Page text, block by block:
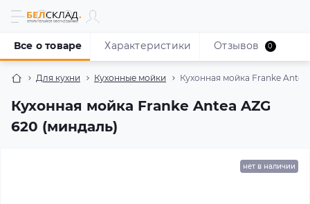
Для кухни Кухонные мойки Кухонная мойка Franke
Кухонная мойка Franke Antea AZG
620 (миндаль)
Все о товаре Характеристики Отзывов 0
нет в наличии